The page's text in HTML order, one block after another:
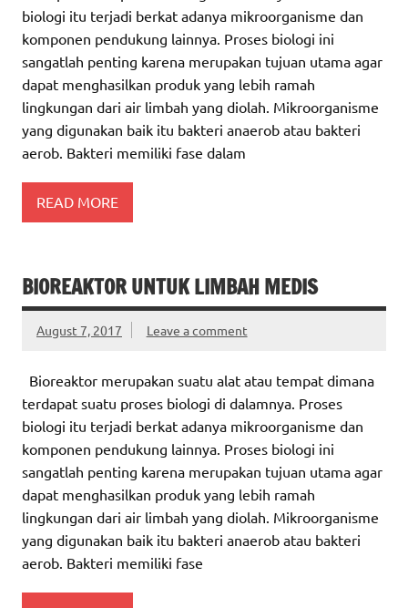
biologi itu terjadi berkat adanya mikroorganisme dan
komponen pendukung lainnya. Proses biologi ini
sangatlah penting karena merupakan tujuan utama agar
dapat menghasilkan produk yang lebih ramah
lingkungan dari air limbah yang diolah. Mikroorganisme
yang digunakan baik itu bakteri anaerob atau bakteri
aerob. Bakteri memiliki fase dalam
READ MORE
BIOREAKTOR UNTUK LIMBAH MEDIS
August 7, 2017 Leave a comment
Bioreaktor merupakan suatu alat atau tempat dimana
terdapat suatu proses biologi di dalamnya. Proses
biologi itu terjadi berkat adanya mikroorganisme dan
komponen pendukung lainnya. Proses biologi ini
sangatlah penting karena merupakan tujuan utama agar
dapat menghasilkan produk yang lebih ramah
lingkungan dari air limbah yang diolah. Mikroorganisme
yang digunakan baik itu bakteri anaerob atau bakteri
aerob. Bakteri memiliki fase